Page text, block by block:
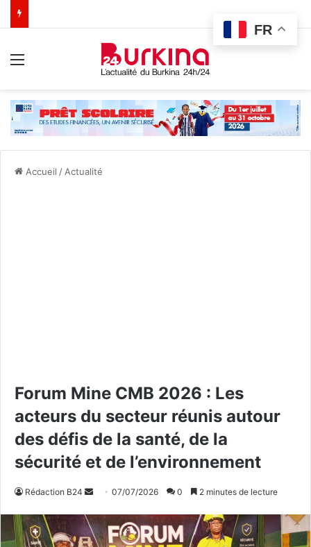
Accueil / Actualité
Forum Mine CMB 2026 : Les
acteurs du secteur réunis autour
des défis de la santé, de la
sécurité et de l’environnement
Rédaction B24
v
o
07/07/2026 0 2 minutes de lecture
FR